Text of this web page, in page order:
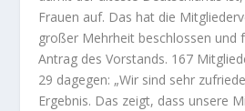
Frauen auf. Das hat die
großer Mehrheit beschlossen und
Antrag des Vorstands. 167
29 dagegen: „Wir sind sehr
Ergebnis. Das zeigt, dass unsere